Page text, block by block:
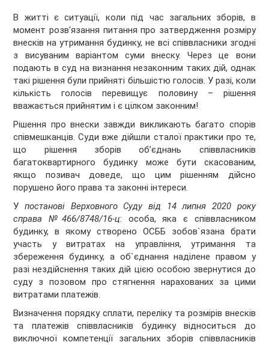
В житті є ситуації, коли під час загальних зборів, в
момент розв'язання питання про затвердження розміру
внесків на утримання будинку, не всі співвласники згодні
з висуваним варіантом суми внеску. Через це вони
подають в суд на визнання незаконним таких дій, однак
такі рішення були прийняті більшістю голосів. У разі, коли
кількість голосів перевищує половину – рішення
вважається прийнятим і є цілком законним!
Рішення про внески завжди викликають багато спорів
співмешканців. Суди вже дійшли сталої практики про те,
що рішення зборів об’єднань співвласників
багатоквартирного будинку може бути скасованим,
якщо позивач доведе, що цим рішенням дійсно
порушено його права та законні інтереси.
Упостанові Верховного Суду від 14 липня 2020 року
справа №466/8748/16-ц: особа, яка є співвласником
будинку, в якому створено ОСББ зобов`язана брати
участь у витратах на управління, утримання та
збереження будинку, а об`єднання наділене правом у
разі нездійснення таких дій цією особою звернутися до
суду з позовом про стягнення нарахованих за цими
витратами платежів.
Визначення порядку сплати, переліку та розмірів внесків
та платежів співвласників будинку відноситься до
виключної компетенції загальних зборів співвласників